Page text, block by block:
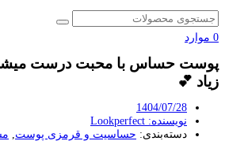
0 موارد
پوست حساس با محبت درست
زیاد 💕
1404/07/28
نویسنده:
دسته‌بندی: حساسیت و قرمزی پوست